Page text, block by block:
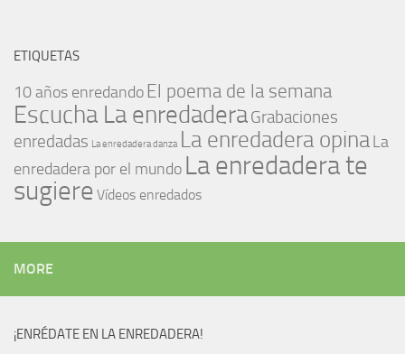
ETIQUETAS
10 años enredando El poema de la semana
Escucha La enredaderaGrabaciones
enredadas La enredadera danza La enredadera opinaLa
enredadera por el mundo La enredadera te
sugiere Vídeos enredados
MORE
¡ENRÉDATE EN LA ENREDADERA!